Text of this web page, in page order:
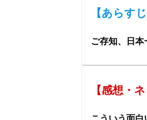
【あらす
ご存知、日
【感想・